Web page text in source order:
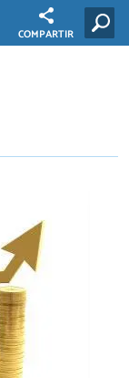
COMPARTIR